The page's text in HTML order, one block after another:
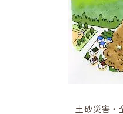
地
土砂災害・